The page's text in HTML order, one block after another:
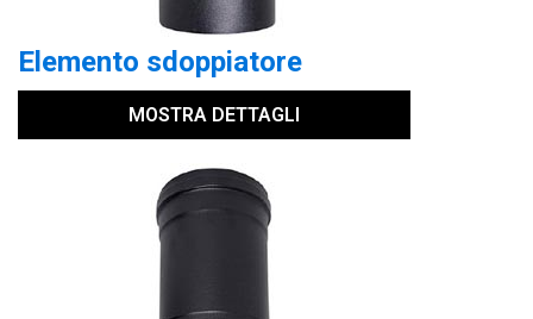
Elemento sdoppiatore
MOSTRA DETTAGLI